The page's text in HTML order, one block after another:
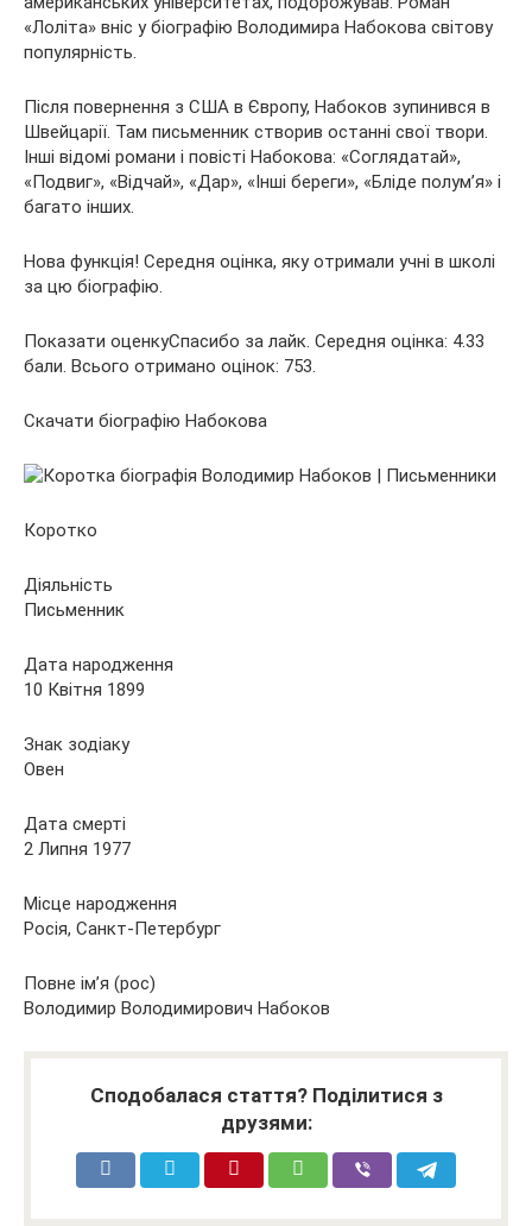
«Лоліта» вніс у біографію Володимира Набокова світову
популярність.
Після повернення з США в Європу, Набоков зупинився в
Швейцарії. Там письменник створив останні свої твори.
Інші відомі романи і повісті Набокова: «Соглядатай»,
«Подвиг», «Відчай», «Дар», «Інші береги», «Бліде полум’я» і
багато інших.
Нова функція! Середня оцінка, яку отримали учні в школі
за цю біографію.
Показати оценкуСпасибо за лайк. Середня оцінка: 4.33
бали. Всього отримано оцінок: 753.
Скачати біографію Набокова
Коротко
Діяльність
Письменник
Дата народження
10 Квітня 1899
Знак зодіаку
Овен
Дата смерті
2 Липня 1977
Місце народження
Росія, Санкт-Петербург
Повне ім’я (рос)
Володимир Володимирович Набоков
Сподобалася стаття? Поділитися з
друзями: